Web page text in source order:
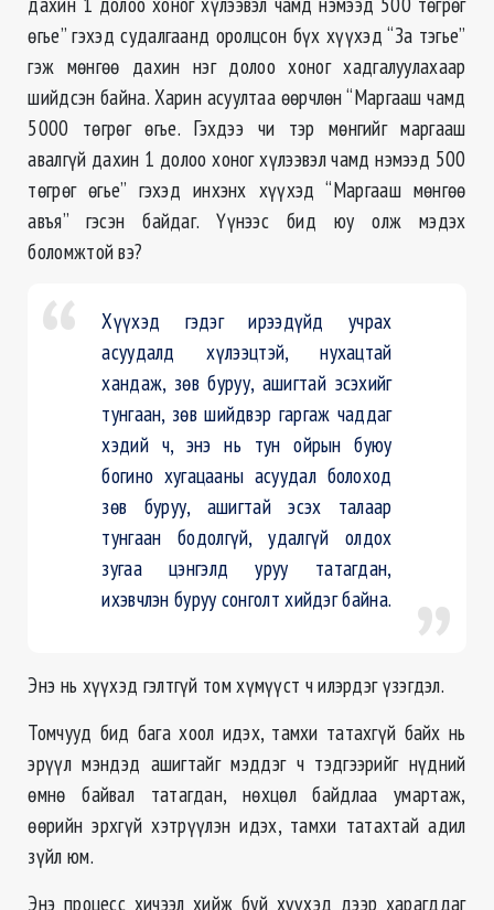
өгье” гэхэд судалгаанд оролцсон бүх хүүхэд “За тэгье”
гэж мөнгөө дахин нэг долоо хоног хадгалуулахаар
шийдсэн байна. Харин асуултаа өөрчлөн “Маргааш чамд
5000 төгрөг өгье. Гэхдээ чи тэр мөнгийг маргааш
авалгүй дахин 1 долоо хоног хүлээвэл чамд нэмээд 500
төгрөг өгье” гэхэд инхэнх хүүхэд “Маргааш мөнгөө
авъя” гэсэн байдаг. Үүнээс бид юу олж мэдэх
боломжтой вэ?
Хүүхэд гэдэг ирээдүйд учрах
асуудалд хүлээцтэй, нухацтай
хандаж, зөв буруу, ашигтай эсэхийг
тунгаан, зөв шийдвэр гаргаж чаддаг
хэдий ч, энэ нь тун ойрын буюу
богино хугацааны асуудал болоход
зөв буруу, ашигтай эсэх талаар
тунгаан бодолгүй, удалгүй олдох
зугаа цэнгэлд уруу татагдан,
ихэвчлэн буруу сонголт хийдэг байна.
Энэ нь хүүхэд гэлтгүй том хүмүүст ч илэрдэг үзэгдэл.
Томчууд бид бага хоол идэх, тамхи татахгүй байх нь
эрүүл мэндэд ашигтайг мэддэг ч тэдгээрийг нүдний
өмнө байвал татагдан, нөхцөл байдлаа умартаж,
өөрийн эрхгүй хэтрүүлэн идэх, тамхи татахтай адил
зүйл юм.
Энэ процесс хичээл хийж буй хүүхэд дээр харагддаг